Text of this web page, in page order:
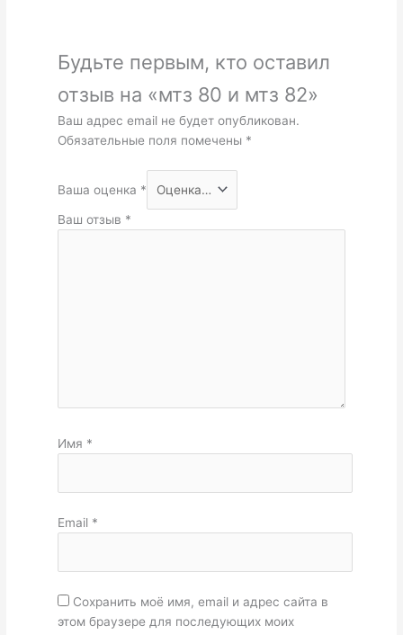
Будьте первым, кто оставил
отзыв на «мтз 80 и мтз 82»
Ваш адрес email не будет опубликован.
Обязательные поля помечены *
Ваша оценка *
Ваш отзыв *
Имя *
Email *
Сохранить моё имя, email и адрес сайта в
этом браузере для последующих моих